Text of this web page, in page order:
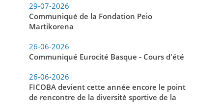
29-07-2026
Communiqué de la Fondation Peio
Martikorena
26-06-2026
Communiqué Eurocité Basque - Cours d'été
26-06-2026
FICOBA devient cette année encore le point
de rencontre de la diversité sportive de la